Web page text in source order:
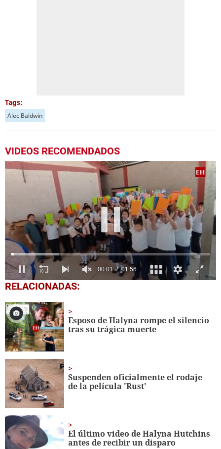
Tags:
Alec Baldwin
VIDEOS RECOMENDADOS
0
seconds
1
minute,
56
seconds
RELACIONADAS:
Esposo de Halyna rompe el silencio
tras su trágica muerte
Suspenden oficialmente el rodaje
de la película 'Rust'
El último video de Halyna Hutchins
antes de recibir un disparo